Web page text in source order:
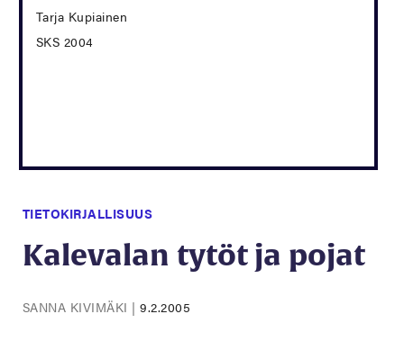
Tarja Kupiainen
SKS 2004
TIETOKIRJALLISUUS
Kalevalan tytöt ja pojat
SANNA KIVIMÄKI |9.2.2005